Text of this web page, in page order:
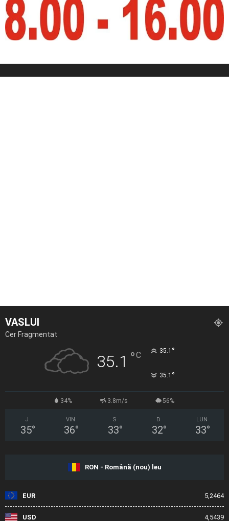
VASLUI
Cer Fragmentat
35.1 °C 35.1 °
35.1 °
34% 3.8m/s 56%
J
35°
VIN
36°
S
33°
D
32°
LUN
33°
RON - Română (nou) leu
EUR 5,2464
USD 4,5439